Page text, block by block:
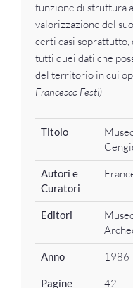
funzione di struttura
valorizzazione del
certi casi
tutti quei dati che
del territorio in cui
Francesco Festi)
Titolo
Autori e
Curatori
Editori
Anno 1986
Pagine 42